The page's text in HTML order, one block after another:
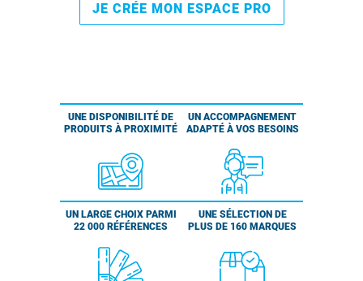
JE CRÉE MON ESPACE PRO
UNE DISPONIBILITÉ DE
PRODUITS À PROXIMITÉ
UN ACCOMPAGNEMENT
ADAPTÉ À VOS BESOINS
UN LARGE CHOIX PARMI
22 000 RÉFÉRENCES
UNE SÉLECTION DE
PLUS DE 160 MARQUES